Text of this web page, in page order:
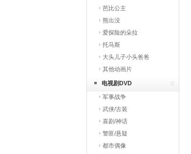
芭比公主
熊出没
爱探险的朵拉
托马斯
大头儿子小头爸爸
其他动画片
电视剧DVD
军事战争
武侠/古装
喜剧/神话
警匪/悬疑
都市偶像